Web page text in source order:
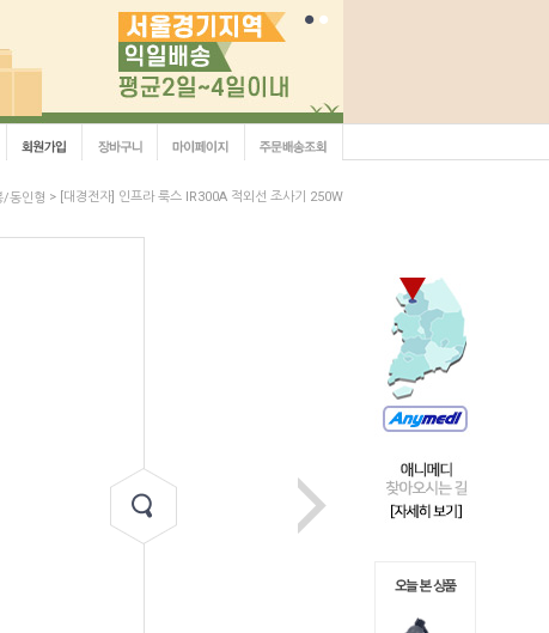
/동인형 > [대경전자] 인프라 룩스 IR300A 적외선 조사기 250W